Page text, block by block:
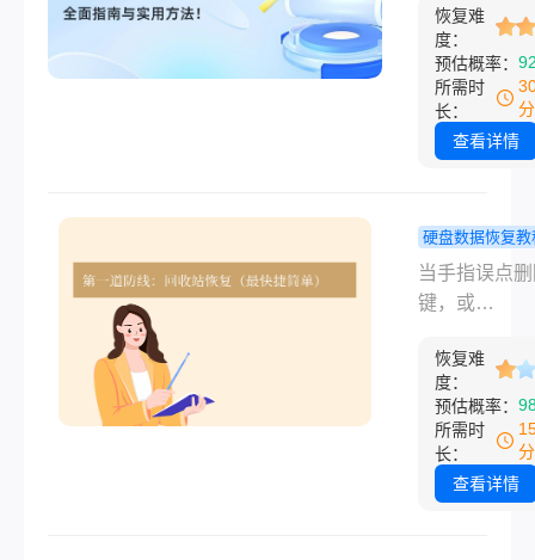
后隐藏着故
型、技术难
商政策等多
素。那么固
修复一般要
呢？本文将
的各个层面
供实用的决
议。
与实用方法
取正确方法
很高恢复几
么电脑被格
如何恢复原
件呢？本文
宝贵数据。
恢复难
度：
预估概率：
所需时
长：
查看详情
硬盘数据恢复教
盘文件不小
了怎么恢复
复方法！
当手指误点
键，或
键无情掠过
件时，那份
拍的恐慌感
我都不陌生
文件误删堪
恢复难
度：
预估概率：
所需时
长：
查看详情